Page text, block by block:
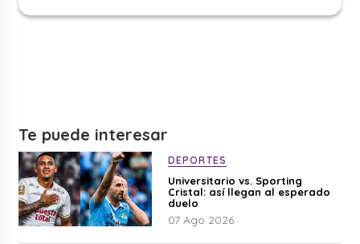
Te puede interesar
DEPORTES
Universitario vs. Sporting
Cristal: así llegan al esperado
duelo
07 Ago 2026